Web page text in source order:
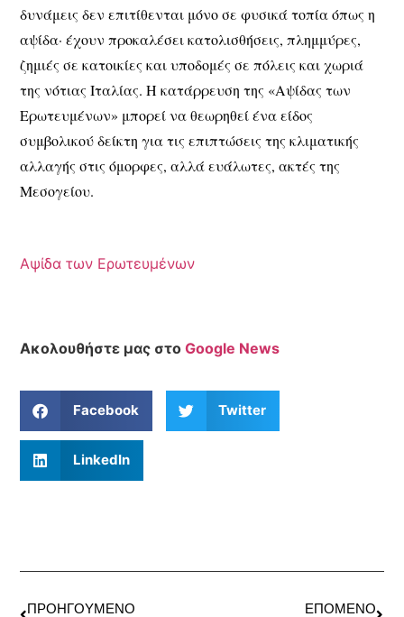
δυνάμεις δεν επιτίθενται μόνο σε φυσικά τοπία όπως η
αψίδα· έχουν προκαλέσει κατολισθήσεις, πλημμύρες,
ζημιές σε κατοικίες και υποδομές σε πόλεις και χωριά
της νότιας Ιταλίας. Η κατάρρευση της «Αψίδας των
Ερωτευμένων» μπορεί να θεωρηθεί ένα είδος
συμβολικού δείκτη για τις επιπτώσεις της κλιματικής
αλλαγής στις όμορφες, αλλά ευάλωτες, ακτές της
Μεσογείου.
Αψίδα των Ερωτευμένων
Ακολουθήστε μας στοGoogle News
Facebook Twitter
LinkedIn
ΠΡΟΗΓΟΎΜΕΝΟ ΕΠΌΜΕΝΟ